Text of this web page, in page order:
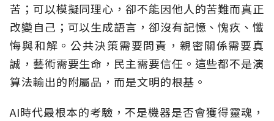
苦；可以模擬同理心，卻不能因他人的苦難而真正
改變自己；可以生成語言，卻沒有記憶、愧疚、懺
悔與和解。公共決策需要問責，親密關係需要真
誠，藝術需要生命，民主需要信任。這些都不是演
算法輸出的附屬品，而是文明的根基。
AI時代最根本的考驗，不是機器是否會獲得靈魂，